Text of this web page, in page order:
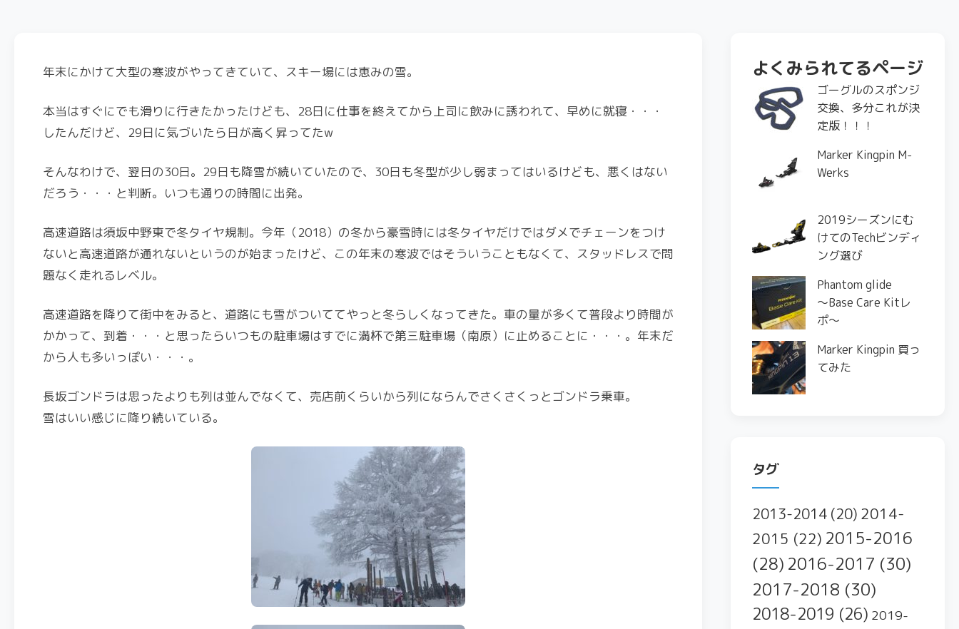
年末にかけて大型の寒波がやってきていて、スキー場には恵みの雪。
本当はすぐにでも滑りに行きたかったけども、28日に仕事を終えてから上司に飲みに誘われて、早めに就寝・・・
したんだけど、29日に気づいたら日が高く昇ってたw
そんなわけで、翌日の30日。29日も降雪が続いていたので、30日も冬型が少し弱まってはいるけども、悪くはない
だろう・・・と判断。いつも通りの時間に出発。
高速道路は須坂中野東で冬タイヤ規制。今年（2018）の冬から豪雪時には冬タイヤだけではダメでチェーンをつけ
ないと高速道路が通れないというのが始まったけど、この年末の寒波ではそういうこともなくて、スタッドレスで問
題なく走れるレベル。
高速道路を降りて街中をみると、道路にも雪がついててやっと冬らしくなってきた。車の量が多くて普段より時間が
かかって、到着・・・と思ったらいつもの駐車場はすでに満杯で第三駐車場（南原）に止めることに・・・。年末だ
から人も多いっぽい・・・。
長坂ゴンドラは思ったよりも列は並んでなくて、売店前くらいから列にならんでさくさくっとゴンドラ乗車。
雪はいい感じに降り続いている。
よくみられてるページ
ゴーグルのスポンジ
交換、多分これが決
定版！！！
Marker Kingpin M-
Werks
2019シーズンにむ
けてのTechビンディ
ング選び
Phantom glide
〜Base Care Kitレ
ポ〜
Marker Kingpin 買っ
てみた
タグ
2013-2014 (20) 2014-
2015 (22) 2015-2016
(28) 2016-2017 (30)
2017-2018 (30)
2018-2019 (26) 2019-